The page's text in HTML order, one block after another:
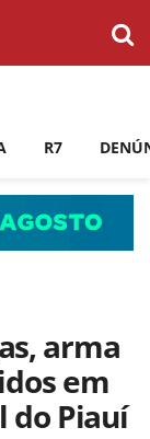
R7
arma
em
do Piauí